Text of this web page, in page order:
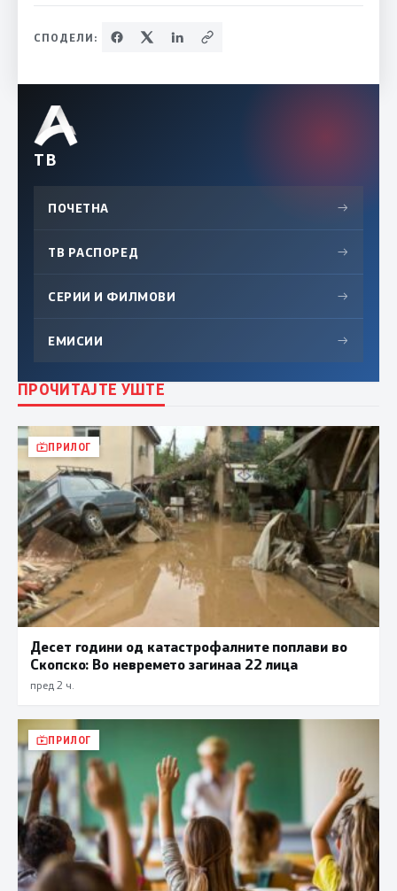
СПОДЕЛИ:
ТВ
ПОЧЕТНА →
ТВ РАСПОРЕД →
СЕРИИ И ФИЛМОВИ →
ЕМИСИИ →
ПРОЧИТАЈТЕ УШТЕ
ПРИЛОГ
Десет години од катастрофалните поплави во
Скопско: Во невремето загинаа 22 лица
пред 2 ч.
ПРИЛОГ